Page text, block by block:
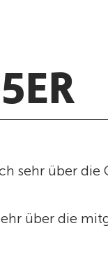
sehr über
über die